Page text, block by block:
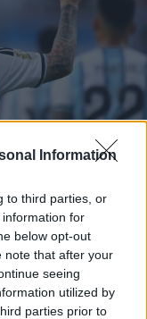
Information
to third parties, or
for
below opt-out
note that after your
seeing
utilized by
parties prior to
κορυφαία
στις
του Μουντιάλ, με
χώρα-έκπληξη